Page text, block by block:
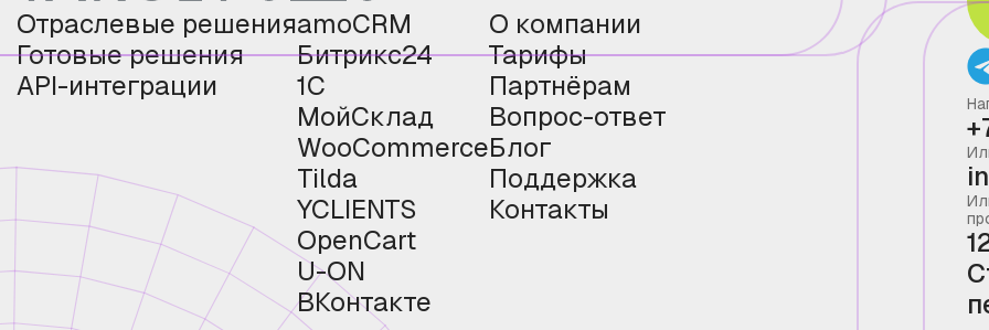
Отраслевые решения
Готовые решения
API-интеграции
amoCRM
Битрикс24
1С
МойСклад
WooCommerce
Tilda
YCLIENTS
OpenCart
U-ON
ВКонтакте
О компании
Тарифы
Партнёрам
Вопрос-ответ
Блог
Поддержка
Контакты